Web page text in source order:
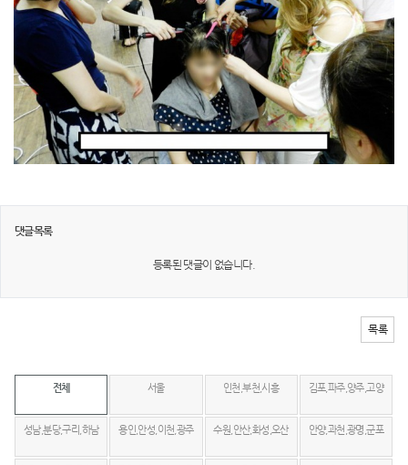
댓글목록
등록된 댓글이 없습니다.
목록
전체 서울 인천,부천,시흥 김포,파주,양주,고양
성남,분당,구리,하남 용인,안성,이천,광주 수원,안산,화성,오산 안양,과천,광명,군포